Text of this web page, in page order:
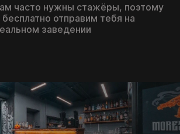
часто нужны стажёры, поэтому
отправим тебя на
заведении